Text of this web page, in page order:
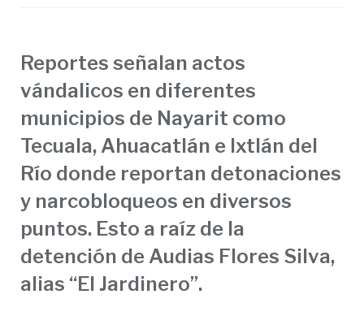
Reportes señalan actos
vándalicos en diferentes
municipios de Nayarit como
Tecuala, Ahuacatlán e Ixtlán del
Río donde reportan detonaciones
y narcobloqueos en diversos
puntos. Esto a raíz de la
detención de Audias Flores Silva,
alias “El Jardinero”.